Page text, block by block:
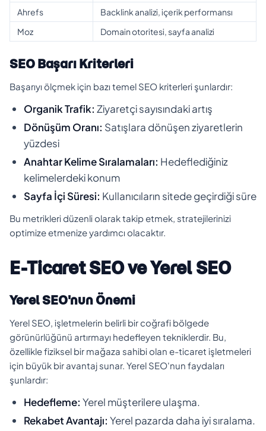
Ahrefs
Backlink analizi, içerik performansı
Moz
Domain otoritesi, sayfa analizi
SEO Başarı Kriterleri
Başarıyı ölçmek için bazı temel SEO kriterleri şunlardır:
Organik Trafik: Ziyaretçi sayısındaki artış
Dönüşüm Oranı: Satışlara dönüşen ziyaretlerin
yüzdesi
Anahtar Kelime Sıralamaları: Hedeflediğiniz
kelimelerdeki konum
Sayfa İçi Süresi: Kullanıcıların sitede geçirdiği süre
Bu metrikleri düzenli olarak takip etmek, stratejilerinizi
optimize etmenize yardımcı olacaktır.
E-Ticaret SEO ve Yerel SEO
Yerel SEO'nun Önemi
Yerel SEO, işletmelerin belirli bir coğrafi bölgede
görünürlüğünü artırmayı hedefleyen tekniklerdir. Bu,
özellikle fiziksel bir mağaza sahibi olan e-ticaret işletmeleri
için büyük bir avantaj sunar. Yerel SEO'nun faydaları
şunlardır:
Hedefleme: Yerel müşterilere ulaşma.
Rekabet Avantajı: Yerel pazarda daha iyi sıralama.